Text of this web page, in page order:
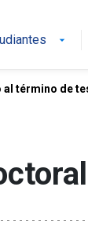
al término de